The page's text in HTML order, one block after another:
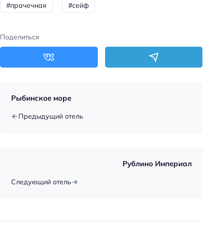
Спорт и развлечения
Бассейн
Площадка для пикника
Игровая комната
#прачечная #сейф
Поделиться
Рыбинское море
Предыдущий отель
Рублино Империал
Следующий отель